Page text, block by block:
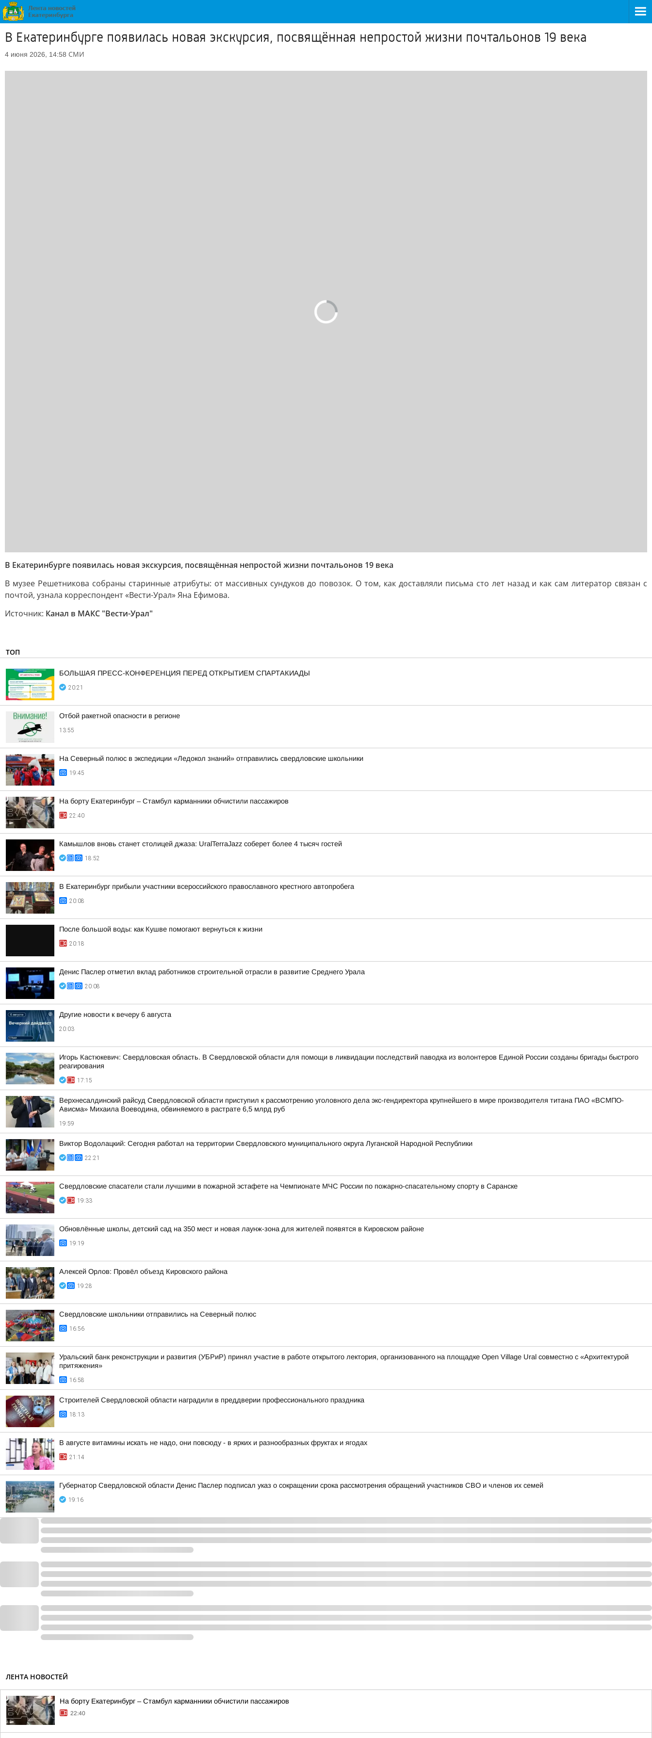
В Екатеринбурге появилась новая экскурсия, посвящённая непростой жизни почтальонов 19 века
4 июня 2026, 14:58 СМИ
В Екатеринбурге появилась новая экскурсия, посвящённая непростой жизни почтальонов 19 века
В музее Решетникова собраны старинные атрибуты: от массивных сундуков до повозок. О том, как доставляли письма сто лет назад и как сам литератор связан с
почтой, узнала корреспондент «Вести-Урал» Яна Ефимова.
Источник: Канал в МАКС "Вести-Урал"
ТОП
БОЛЬШАЯ ПРЕСС-КОНФЕРЕНЦИЯ ПЕРЕД ОТКРЫТИЕМ СПАРТАКИАДЫ
20:21
Отбой ракетной опасности в регионе
13:55
На Северный полюс в экспедиции «Ледокол знаний» отправились свердловские школьники
19:45
На борту Екатеринбург – Стамбул карманники обчистили пассажиров
22:40
Камышлов вновь станет столицей джаза: UralTerraJazz соберет более 4 тысяч гостей
18:52
В Екатеринбург прибыли участники всероссийского православного крестного автопробега
20:08
После большой воды: как Кушве помогают вернуться к жизни
20:18
Денис Паслер отметил вклад работников строительной отрасли в развитие Среднего Урала
20:08
Другие новости к вечеру 6 августа
20:03
Игорь Кастюкевич: Свердловская область. В Свердловской области для помощи в ликвидации последствий паводка из волонтеров Единой России созданы бригады быстрого
реагирования
17:15
Верхнесалдинский райсуд Свердловской области приступил к рассмотрению уголовного дела экс-гендиректора крупнейшего в мире производителя титана ПАО «ВСМПО-
Ависма» Михаила Воеводина, обвиняемого в растрате 6,5 млрд руб
19:59
Виктор Водолацкий: Сегодня работал на территории Свердловского муниципального округа Луганской Народной Республики
22:21
Свердловские спасатели стали лучшими в пожарной эстафете на Чемпионате МЧС России по пожарно-спасательному спорту в Саранске
19:33
Обновлённые школы, детский сад на 350 мест и новая лаунж-зона для жителей появятся в Кировском районе
19:19
Алексей Орлов: Провёл объезд Кировского района
19:28
Свердловские школьники отправились на Северный полюс
16:56
Уральский банк реконструкции и развития (УБРиР) принял участие в работе открытого лектория, организованного на площадке Open Village Ural совместно с «Архитектурой
притяжения»
16:58
Строителей Свердловской области наградили в преддверии профессионального праздника
18:13
В августе витамины искать не надо, они повсюду - в ярких и разнообразных фруктах и ягодах
21:14
Губернатор Свердловской области Денис Паслер подписал указ о сокращении срока рассмотрения обращений участников СВО и членов их семей
19:16
ЛЕНТА НОВОСТЕЙ
На борту Екатеринбург – Стамбул карманники обчистили пассажиров
22:40